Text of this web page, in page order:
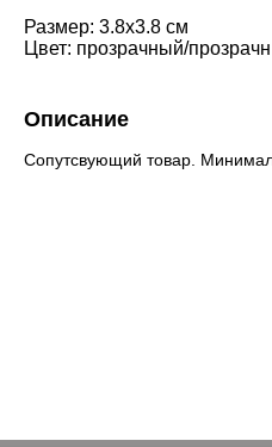
Размер: 3.8x3.8 см
Цвет: прозрачный/
Описание
Сопутсвующий товар.